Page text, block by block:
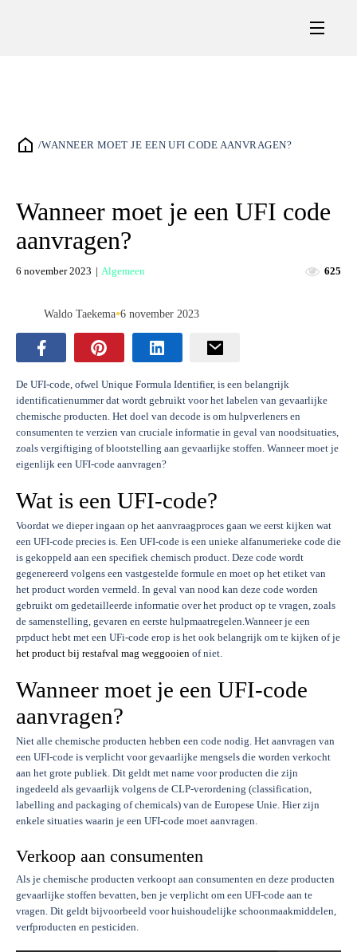
/WANNEER MOET JE EEN UFI CODE AANVRAGEN?
Wanneer moet je een UFI code
aanvragen?
6 november 2023 | Algemeen 625
Waldo Taekema•6 november 2023
De UFI-code, ofwel Unique Formula Identifier, is een belangrijk
identificatienummer dat wordt gebruikt voor het labelen van gevaarlijke
chemische producten. Het doel van decode is om hulpverleners en
consumenten te verzien van cruciale informatie in geval van noodsituaties,
zoals vergiftiging of blootstelling aan gevaarlijke stoffen. Wanneer moet je
eigenlijk een UFI-code aanvragen?
Wat is een UFI-code?
Voordat we dieper ingaan op het aanvraagproces gaan we eerst kijken wat
een UFI-code precies is. Een UFI-code is een unieke alfanumerieke code die
is gekoppeld aan een specifiek chemisch product. Deze code wordt
gegenereerd volgens een vastgestelde formule en moet op het etiket van
het product worden vermeld. In geval van nood kan deze code worden
gebruikt om gedetailleerde informatie over het product op te vragen, zoals
de samenstelling, gevaren en eerste hulpmaatregelen.Wanneer je een
prpduct hebt met een UFi-code erop is het ook belangrijk om te kijken of je
het product bij restafval mag weggooien of niet.
Wanneer moet je een UFI-code
aanvragen?
Niet alle chemische producten hebben een code nodig. Het aanvragen van
een UFI-code is verplicht voor gevaarlijke mengsels die worden verkocht
aan het grote publiek. Dit geldt met name voor producten die zijn
ingedeeld als gevaarlijk volgens de CLP-verordening (classification,
labelling and packaging of chemicals) van de Europese Unie. Hier zijn
enkele situaties waarin je een UFI-code moet aanvragen.
Verkoop aan consumenten
Als je chemische producten verkoopt aan consumenten en deze producten
gevaarlijke stoffen bevatten, ben je verplicht om een UFI-code aan te
vragen. Dit geldt bijvoorbeeld voor huishoudelijke schoonmaakmiddelen,
verfproducten en pesticiden.